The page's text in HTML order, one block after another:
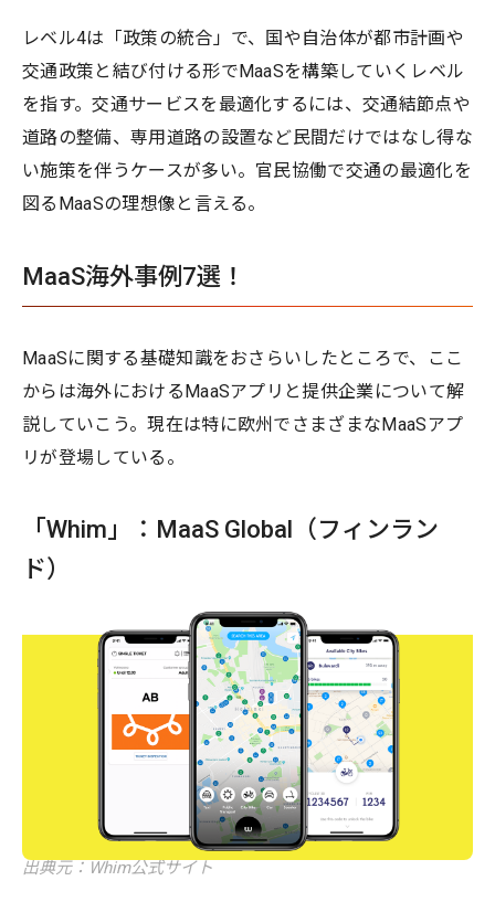
レベル4は「政策の統合」で、国や自治体が都市計画や
交通政策と結び付ける形でMaaSを構築していくレベル
を指す。交通サービスを最適化するには、交通結節点や
道路の整備、専用道路の設置など民間だけではなし得な
い施策を伴うケースが多い。官民協働で交通の最適化を
図るMaaSの理想像と言える。
MaaS海外事例7選！
MaaSに関する基礎知識をおさらいしたところで、ここ
からは海外におけるMaaSアプリと提供企業について解
説していこう。現在は特に欧州でさまざまなMaaSアプ
リが登場している。
「Whim」：MaaS Global（フィンラン
ド）
出典元：Whim公式サイト